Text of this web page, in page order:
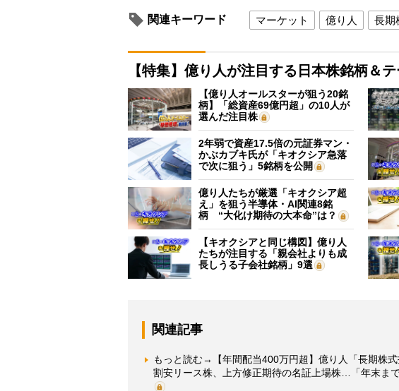
関連キーワード マーケット 億り人 長期
【特集】億り人が注目する日本株銘柄＆
【億り人オールスターが狙う20銘
柄】「総資産69億円超」の10人が
選んだ注目株
2年弱で資産17.5倍の元証券マン・
かぶカブキ氏が「キオクシア急落
で次に狙う」5銘柄を公開
億り人たちが厳選「キオクシア超
え」を狙う半導体・AI関連8銘
柄 “大化け期待の大本命”は？
【キオクシアと同じ構図】億り人
たちが注目する「親会社よりも成
長しうる子会社銘柄」9選
関連記事
もっと読む→【年間配当400万円超】億り人「長期株
割安リース株、上方修正期待の名証上場株…「年末ま